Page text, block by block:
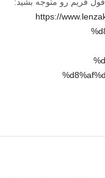
https://